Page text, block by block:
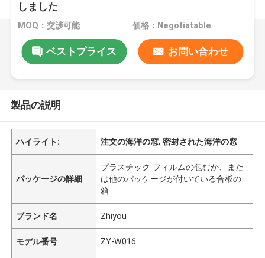
しました
MOQ：交渉可能 価格：Negotiatable
ベストプライス お問い合わせ
製品の説明
ハイライト: 注文の海洋の窓,密封された海洋の窓
パッケージの詳細
プラスチック フィルムの包むか、また
は他のパッケージが付いている合板の
箱
ブランド名 Zhiyou
モデル番号 ZY-W016